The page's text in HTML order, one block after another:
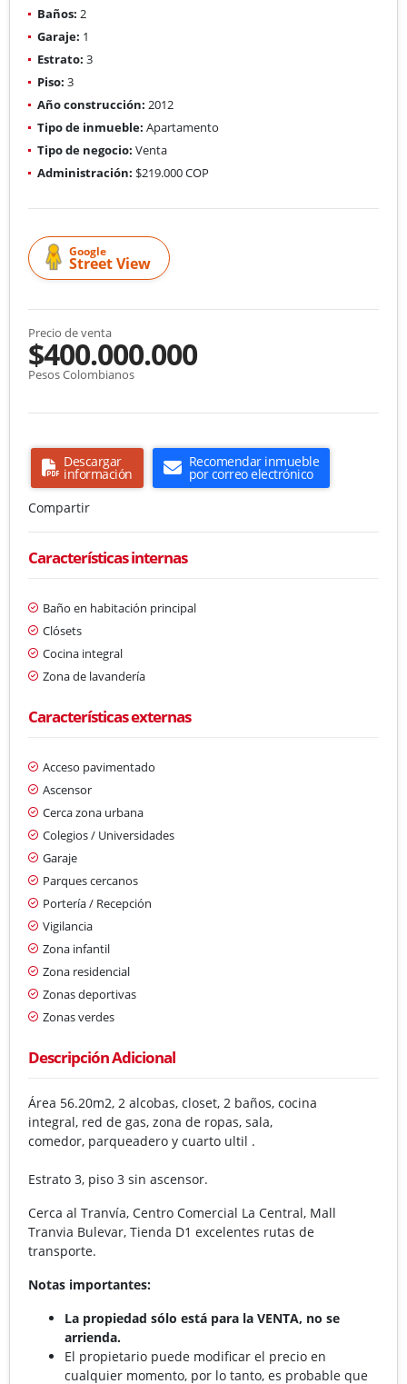
Baños: 2
Garaje: 1
Estrato: 3
Piso: 3
Año construcción: 2012
Tipo de inmueble: Apartamento
Tipo de negocio: Venta
Administración: $219.000 COP
Google
Street View
Precio de venta
$400.000.000
Pesos Colombianos
Descargar
información
Recomendar inmueble
por correo electrónico
Compartir
Características internas
Baño en habitación principal
Clósets
Cocina integral
Zona de lavandería
Características externas
Acceso pavimentado
Ascensor
Cerca zona urbana
Colegios / Universidades
Garaje
Parques cercanos
Portería / Recepción
Vigilancia
Zona infantil
Zona residencial
Zonas deportivas
Zonas verdes
Descripción Adicional
Área 56.20m2, 2 alcobas, closet, 2 baños, cocina
integral, red de gas, zona de ropas, sala,
comedor, parqueadero y cuarto ultil .
Estrato 3, piso 3 sin ascensor.
Cerca al Tranvía, Centro Comercial La Central, Mall
Tranvia Bulevar, Tienda D1 excelentes rutas de
transporte.
Notas importantes:
La propiedad sólo está para la VENTA, no se
arrienda.
El propietario puede modificar el precio en
cualquier momento, por lo tanto, es probable que